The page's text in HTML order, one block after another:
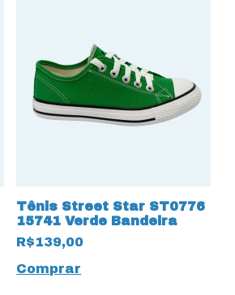
Tênis Street Star ST0776
15741 Verde Bandeira
R$139,00
Comprar